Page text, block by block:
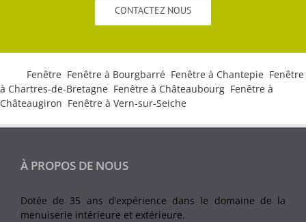
CONTACTEZ NOUS
Fenêtre Fenêtre à Bourgbarré Fenêtre à Chantepie Fenêtre
à Chartres-de-Bretagne Fenêtre à Châteaubourg Fenêtre à
Châteaugiron Fenêtre à Vern-sur-Seiche
À PROPOS DE NOUS
Dotée de 35 ans d’expérience dans le domaine de la
menuiserie intérieure et extérieure.